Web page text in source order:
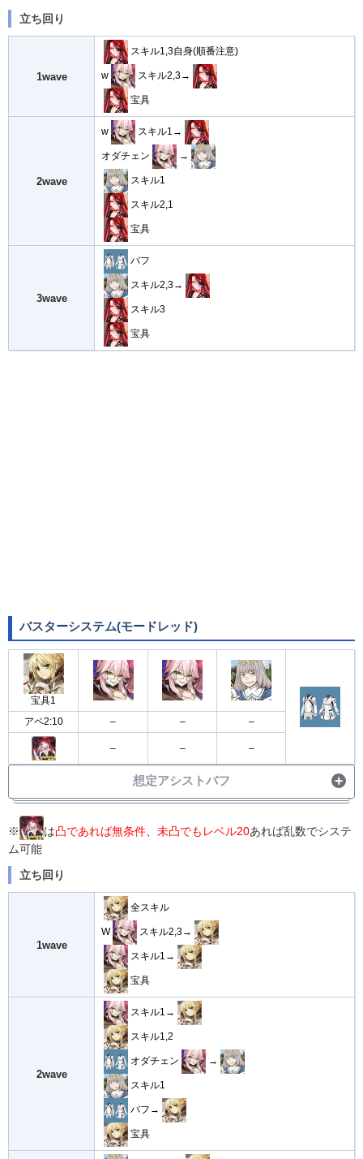
立ち回り
1wave
スキル1,3自身(順番注意)
w スキル2,3→
宝具
2wave
w スキル1→
オダチェン →
スキル1
スキル2,1
宝具
3wave
バフ
スキル2,3→
スキル3
宝具
バスターシステム(モードレッド)
宝具1
アペ2:10
– – –
– – –
想定アシストバフ
アシスト
・ 毎ターンNPチャージ10%
※ は凸であれば無条件 未凸でもレベル20あれば乱数でシステ
ム可能
立ち回り
1wave
全スキル
W スキル2,3→
スキル1→
宝具
2wave
スキル1→
スキル1,2
オダチェン →
スキル1
バフ→
宝具